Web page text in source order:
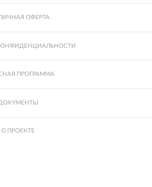
ОФЕРТА
ПРОГРАММА
О ПРОЕКТЕ